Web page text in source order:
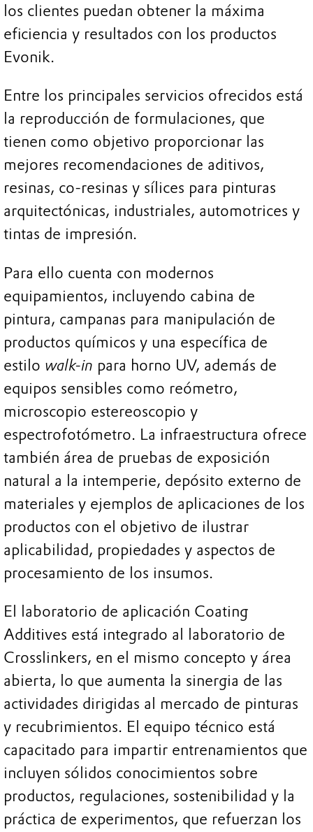
los clientes puedan obtener la máxima
eficiencia y resultados con los productos
Evonik.
Entre los principales servicios ofrecidos está
la reproducción de formulaciones, que
tienen como objetivo proporcionar las
mejores recomendaciones de aditivos,
resinas, co-resinas y sílices para pinturas
arquitectónicas, industriales, automotrices y
tintas de impresión.
Para ello cuenta con modernos
equipamientos, incluyendo cabina de
pintura, campanas para manipulación de
productos químicos y una específica de
estilo walk-in para horno UV, además de
equipos sensibles como reómetro,
microscopio estereoscopio y
espectrofotómetro. La infraestructura ofrece
también área de pruebas de exposición
natural a la intemperie, depósito externo de
materiales y ejemplos de aplicaciones de los
productos con el objetivo de ilustrar
aplicabilidad, propiedades y aspectos de
procesamiento de los insumos.
El laboratorio de aplicación Coating
Additives está integrado al laboratorio de
Crosslinkers, en el mismo concepto y área
abierta, lo que aumenta la sinergia de las
actividades dirigidas al mercado de pinturas
y recubrimientos. El equipo técnico está
capacitado para impartir entrenamientos que
incluyen sólidos conocimientos sobre
productos, regulaciones, sostenibilidad y la
práctica de experimentos, que refuerzan los